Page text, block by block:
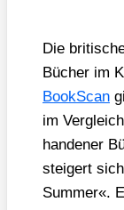
Die
Bücher im
Book­Scan
im
han­de­ner
stei­gert
Sum­mer«.